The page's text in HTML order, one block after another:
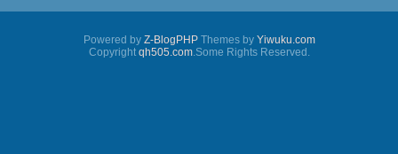
Powered by Z-BlogPHPThemes by Yiwuku.com
Copyright qh505.com.Some Rights Reserved.